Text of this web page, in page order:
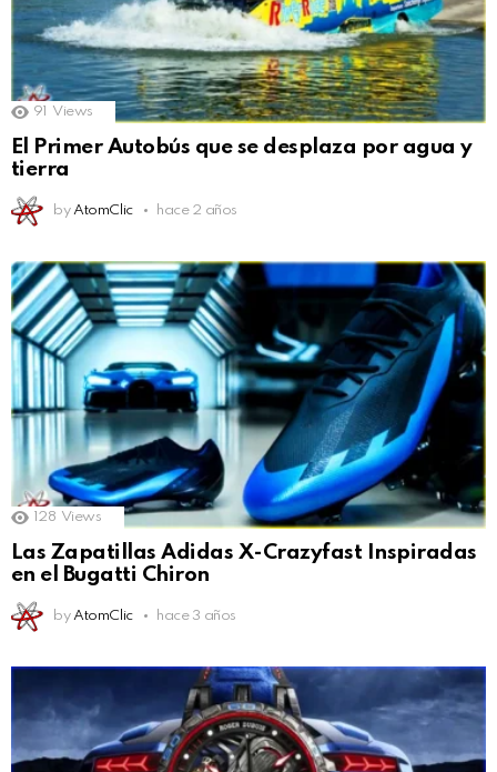
91 Views
El Primer Autobús que se desplaza por agua y
tierra
by AtomClic hace 2 años
128 Views
Las Zapatillas Adidas X-Crazyfast Inspiradas
en el Bugatti Chiron
by AtomClic hace 3 años